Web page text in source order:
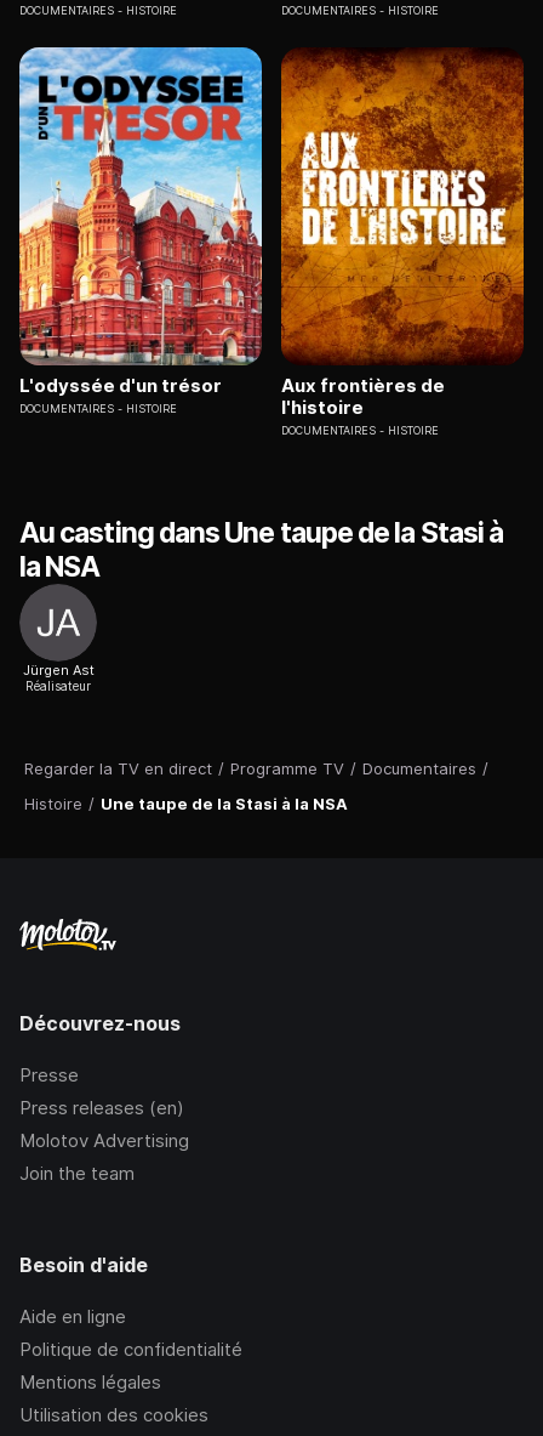
Regarder la TV en direct / Programme TV / Documentaires /
Histoire / Une taupe de la Stasi à la NSA
DOCUMENTAIRES HISTOIRE DOCUMENTAIRES HISTOIRE
L'odyssée d'un trésor
DOCUMENTAIRES HISTOIRE
Aux frontières de
l'histoire
DOCUMENTAIRES HISTOIRE
Au casting dans Une taupe de la Stasi à
la NSA
Jürgen Ast
Réalisateur
Découvrez-nous
Presse
Press releases (en)
Molotov Advertising
Join the team
Besoin d'aide
Aide en ligne
Politique de confidentialité
Mentions légales
Utilisation des cookies